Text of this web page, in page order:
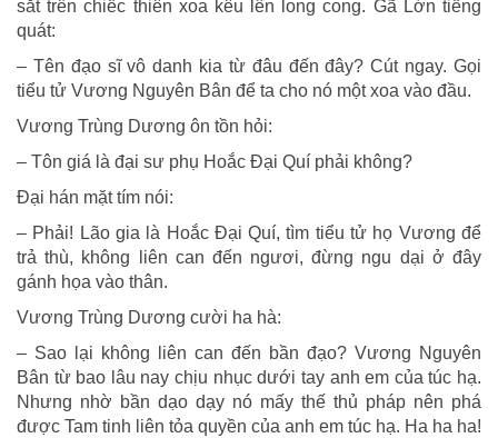
sắt trên chiếc thiên xoa kêu lên long cong. Gã Lớn tiếng
quát:
– Tên đạo sĩ vô danh kia từ đâu đến đây? Cút ngay. Gọi
tiểu tử Vương Nguyên Bân để ta cho nó một xoa vào đầu.
Vương Trùng Dương ôn tồn hỏi:
– Tôn giá là đại sư phụ Hoắc Đại Quí phải không?
Đại hán mặt tím nói:
– Phải! Lão gia là Hoắc Đại Quí, tìm tiểu tử họ Vương để
trả thù, không liên can đến ngươi, đừng ngu dại ở đây
gánh họa vào thân.
Vương Trùng Dương cười ha hà:
– Sao lại không liên can đến bần đạo? Vương Nguyên
Bân từ bao lâu nay chịu nhục dưới tay anh em của túc hạ.
Nhưng nhờ bần dạo dạy nó mấy thế thủ pháp nên phá
được Tam tinh liên tỏa quyền của anh em túc hạ. Ha ha ha!